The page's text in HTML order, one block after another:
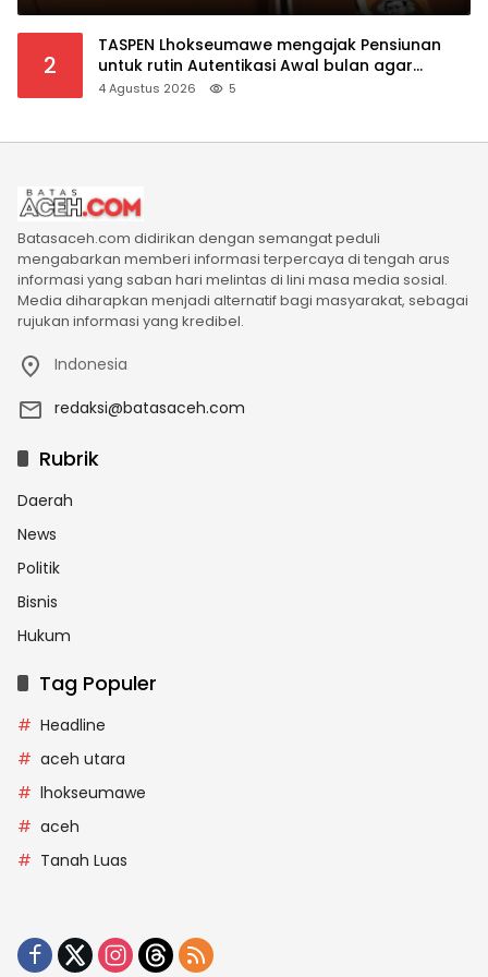
2
TASPEN Lhokseumawe mengajak Pensiunan
untuk rutin Autentikasi Awal bulan agar
Manfaat Pensiun tetap Lancar
4 Agustus 2026 5
Batasaceh.com didirikan dengan semangat peduli
mengabarkan memberi informasi terpercaya di tengah arus
informasi yang saban hari melintas di lini masa media sosial.
Media diharapkan menjadi alternatif bagi masyarakat, sebagai
rujukan informasi yang kredibel.
Indonesia
redaksi@batasaceh.com
Rubrik
Daerah
News
Politik
Bisnis
Hukum
Tag Populer
Headline
aceh utara
lhokseumawe
aceh
Tanah Luas